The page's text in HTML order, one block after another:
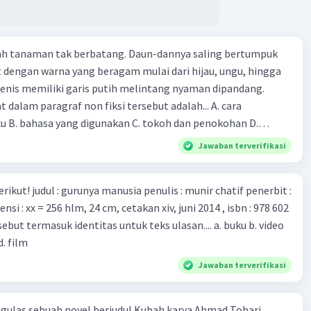
perlu segera mempelajari virus corona yang menjadi
kesehatan dunia karena persebarannya sangat cepat. C.
diri dan menjaga kesehatan dalam menghadapi
yang mulai menyebar di Indonesia, D. Virus corona
bagi kesehatan manusia.
tanaman tak berbatang. Daun-dannya saling bertumpuk
warna yang beragam mulai dari hijau, ungu, hingga
memiliki garis putih melintang nyaman dipandang.
paragraf non fiksi tersebut adalah... A. cara
B. bahasa yang digunakan C. tokoh dan penokohan D.
Jawaban terverifikasi
chatif penerbit :
film
Jawaban terverifikasi